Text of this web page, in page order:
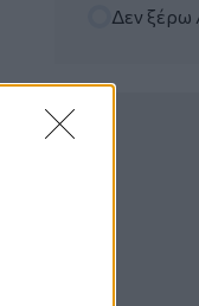
WWF:
Η Ελλάδα που
Δεν ξέρω